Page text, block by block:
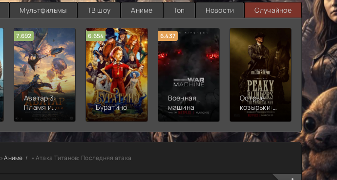
Мультфильмы ТВ шоу Аниме Топ Новости Случайное
7.692
Аватар 3:
Пламя и
пепел
6.654
Буратино
6.437
Военная
машина
Острые
козырьки:
Бессмертный
7.187
2
»Аниме » Атака Титанов: Последняя атака